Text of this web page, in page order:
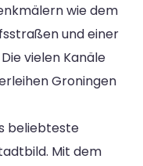
wie dem
und einer
vielen Kanäle
Groningen
beliebteste
Mit dem